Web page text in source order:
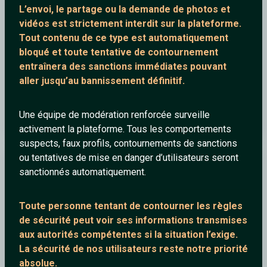
L’envoi, le partage ou la demande de photos et
vidéos est strictement interdit sur la plateforme.
Tout contenu de ce type est automatiquement
bloqué et toute tentative de contournement
entraînera des sanctions immédiates pouvant
aller jusqu’au bannissement définitif.
Une équipe de modération renforcée surveille
activement la plateforme. Tous les comportements
suspects, faux profils, contournements de sanctions
ou tentatives de mise en danger d’utilisateurs seront
sanctionnés automatiquement.
Toute personne tentant de contourner les règles
de sécurité peut voir ses informations transmises
aux autorités compétentes si la situation l’exige.
La sécurité de nos utilisateurs reste notre priorité
absolue.
Spartacus & Crixus VS Theokoles
soso9452